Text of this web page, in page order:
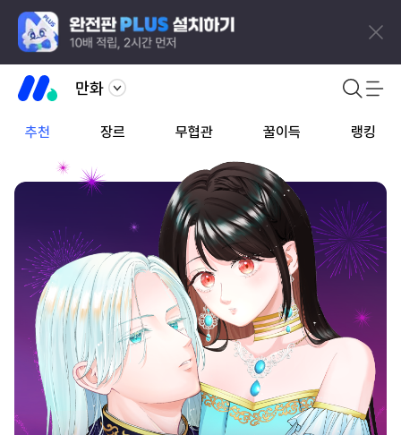
만화
추천 장르 무협관 꿀이득 랭킹